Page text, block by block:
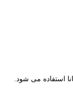
استفاده می شود.